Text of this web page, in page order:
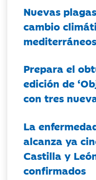
Nuevas
cambio
mediterráneos
Prepara el
edición de
con tres
La
alcanza ya
Castilla y
confirmados